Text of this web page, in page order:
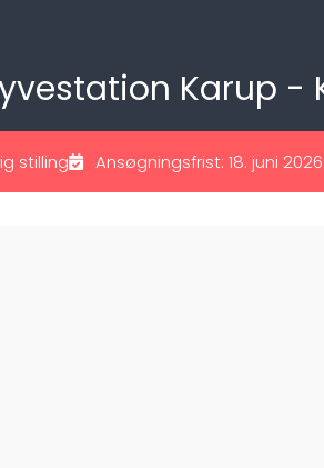
Karup -
stilling Ansøgningsfrist: 18. juni 2026